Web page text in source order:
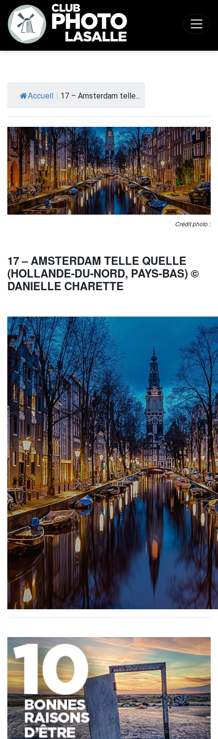
Accueil | 17 – Amsterdam telle...
Crédit photo :
17 – AMSTERDAM TELLE QUELLE
(HOLLANDE-DU-NORD, PAYS-BAS) ©
DANIELLE CHARETTE